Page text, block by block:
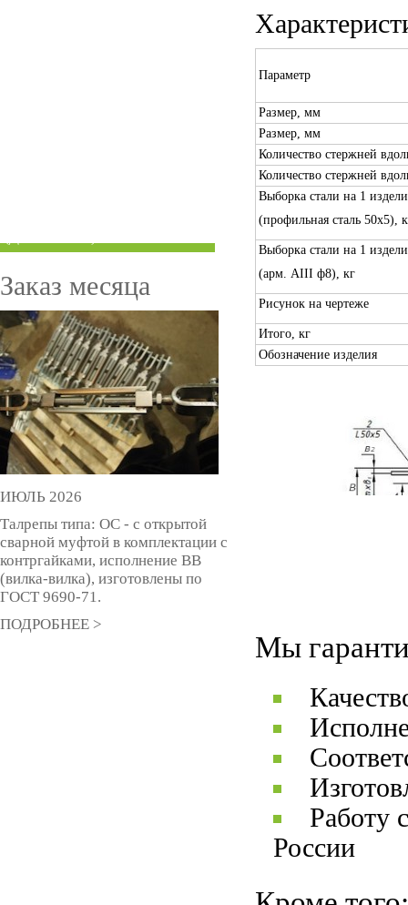
Параметр
Размер, мм
Размер, мм
Количество стержней
Количество стержней
Выборка стали на 1
(профильная сталь 50х5),
Выборка стали на 1
(арм. AIII ф8), кг
Рисунок на чертеже
Итого, кг
Обозначение изделия
Мы
Работу
России
Заказ месяца
ИЮЛЬ 2026
Талрепы типа: ОС - с открытой
сварной муфтой в комплектации с
контргайками, исполнение ВВ
(вилка-вилка), изготовлены по
ГОСТ 9690-71.
ПОДРОБНЕЕ >